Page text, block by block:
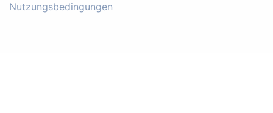
Nutzungsbedingungen